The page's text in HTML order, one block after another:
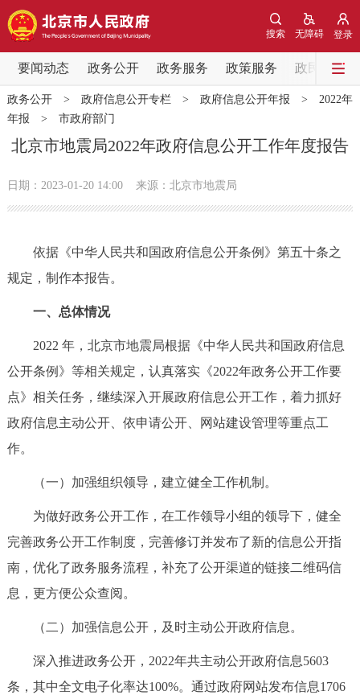
登录
无障碍
搜索
要闻动态 政务公开 政务服务 政策服务 政民互动
要闻动态
党中央精神 国务院信息 中央部委动态
北京要闻 会议信息 部门动态
各区热点
市领导
决策公开 专题公开
政务服务
便民服务 利企服务 投资项目
阳光政务
政民互动
参与调查 在线访谈 图说互动
政务公开> 政府信息公开专栏> 政府信息公开年报 > 2022年
年报 > 市政府部门
北京市地震局2022年政府信息公开工作年度报告
日期：2023-01-20 14:00 来源：北京市地震局
依据《中华人民共和国政府信息公开条例》第五十条之
规定，制作本报告。
一、总体情况
2022 年，北京市地震局根据《中华人民共和国政府信息
公开条例》等相关规定，认真落实《2022年政务公开工作要
点》相关任务，继续深入开展政府信息公开工作，着力抓好
政府信息主动公开、依申请公开、网站建设管理等重点工
作。
（一）加强组织领导，建立健全工作机制。
为做好政务公开工作，在工作领导小组的领导下，健全
完善政务公开工作制度，完善修订并发布了新的信息公开指
南，优化了政务服务流程，补充了公开渠道的链接二维码信
息，更方便公众查阅。
（二）加强信息公开，及时主动公开政府信息。
深入推进政务公开，2022年共主动公开政府信息5603
条，其中全文电子化率达100%。通过政府网站发布信息1706